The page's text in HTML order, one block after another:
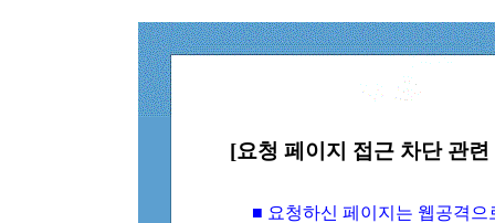
[요청 페이지 접근 차단 관
■ 요청하신 페이지는 웹공격